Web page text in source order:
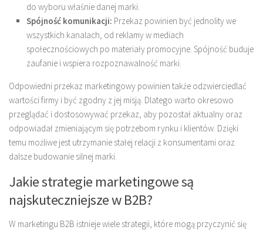
do wyboru właśnie danej marki.
Spójność komunikacji: Przekaz powinien być jednolity we
wszystkich kanalach, od reklamy w mediach
społecznościowych po materiały promocyjne. Spójność buduje
zaufanie i wspiera rozpoznawalność marki.
Odpowiedni przekaz marketingowy powinien także odzwierciedlać
wartości firmy i być zgodny z jej misją. Dlatego warto okresowo
przeglądać i dostosowywać przekaz, aby pozostał aktualny oraz
odpowiadał zmieniającym się potrzebom rynku i klientów. Dzięki
temu możliwe jest utrzymanie stałej relacji z konsumentami oraz
dalsze budowanie silnej marki.
Jakie strategie marketingowe są
najskuteczniejsze w B2B?
W marketingu B2B istnieje wiele strategii, które mogą przyczynić się